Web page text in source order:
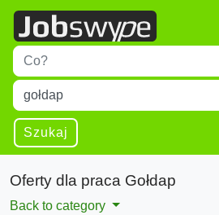
Title
Type 1 or more characters for results.
Miejscowość
Type 1 or more characters for results.
Szukaj
Oferty dla praca Gołdap
Back to category